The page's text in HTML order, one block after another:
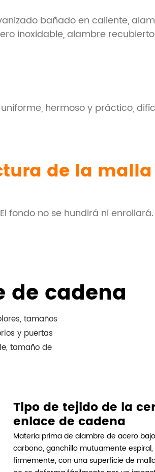
bañado en caliente,
inoxidable, alambre recubierto
hermoso y práctico,
de la
fondo no se hundirá ni enrollará.
de cadena
tamaños
y puertas
tamaño de
Tipo de tejido de la
enlace de cadena
Materia prima de alambre de acero
carbono, ganchillo mutuamente
firmemente, con una superficie de